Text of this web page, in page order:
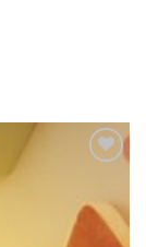
Dodaj u
omiljene